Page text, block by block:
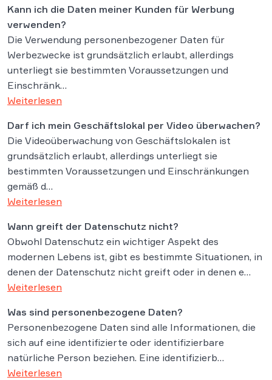
Kann ich die Daten meiner Kunden für Werbung
verwenden?
Die Verwendung personenbezogener Daten für
Werbezwecke ist grundsätzlich erlaubt, allerdings
unterliegt sie bestimmten Voraussetzungen und
Einschränk…
Weiterlesen
Darf ich mein Geschäftslokal per Video überwachen?
Die Videoüberwachung von Geschäftslokalen ist
grundsätzlich erlaubt, allerdings unterliegt sie
bestimmten Voraussetzungen und Einschränkungen
gemäß d…
Weiterlesen
Wann greift der Datenschutz nicht?
Obwohl Datenschutz ein wichtiger Aspekt des
modernen Lebens ist, gibt es bestimmte Situationen, in
denen der Datenschutz nicht greift oder in denen e…
Weiterlesen
Was sind personenbezogene Daten?
Personenbezogene Daten sind alle Informationen, die
sich auf eine identifizierte oder identifizierbare
natürliche Person beziehen. Eine identifizierb…
Weiterlesen